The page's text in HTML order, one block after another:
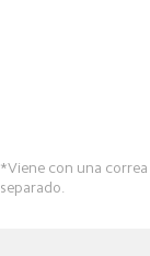
*Viene con una correa
separado.